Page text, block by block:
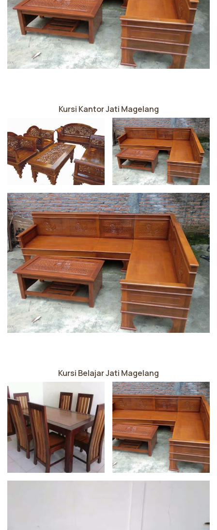
Kursi Kantor Jati Magelang
Kursi Belajar Jati Magelang